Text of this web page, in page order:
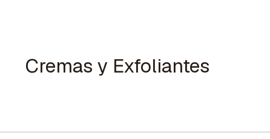
Cremas y Exfoliantes